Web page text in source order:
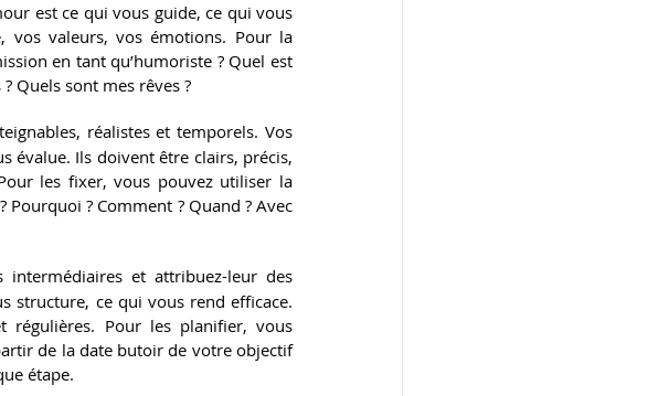
est ce qui vous guide, ce qui vous
vos valeurs, vos émotions. Pour la
en tant qu’humoriste ? Quel est
Quels sont mes rêves ?
réalistes et temporels. Vos
évalue. Ils doivent être clairs, précis,
les fixer, vous pouvez utiliser la
? Comment ? Quand ? Avec
et attribuez-leur des
structure, ce qui vous rend efficace.
régulières. Pour les planifier, vous
de la date butoir de votre objectif
étape.